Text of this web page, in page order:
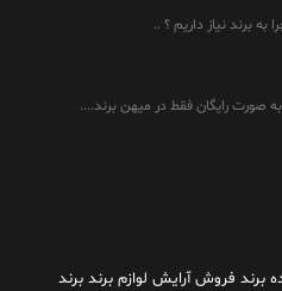
برند نیاز داریم ؟ ..
صورت رایگان فقط در میهن برند....
برند فروش آرایش لوازم برند برند